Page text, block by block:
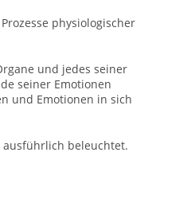
physiologischer
und jedes seiner
seiner Emotionen
und Emotionen in sich
ausführlich beleuchtet.